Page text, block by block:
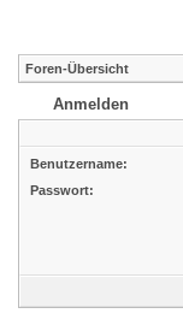
Foren-Übersicht
Anmelden
Benutzername:
Passwort: